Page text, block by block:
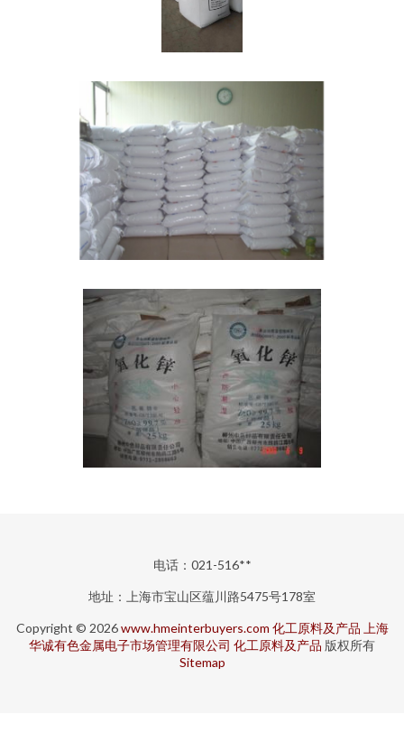
电话：021-516**
地址：上海市宝山区蕴川路5475号178室
Copyright © 2026www.hmeinterbuyers.com 化工原料及产品 上海
华诚有色金属电子市场管理有限公司 化工原料及产品 版权所有
Sitemap